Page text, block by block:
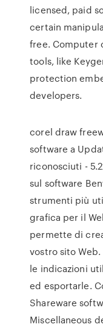
licensed, paid
certain
free. Computer
tools, like
protection
developers.
corel draw
software a
riconosciuti -
sul software
strumenti più
grafica per il
permette di
vostro sito
le indicazioni
ed esportarle.
Shareware
Miscellaneous